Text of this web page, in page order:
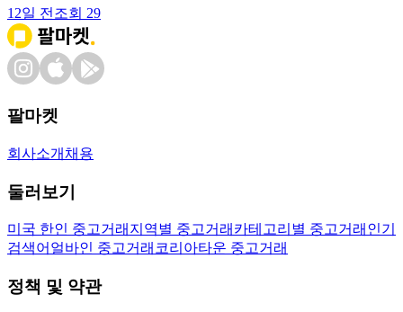
12일 전 조회 29
팔마켓
회사소개 채용
둘러보기
미국 한인 중고거래 지역별 중고거래 카테고리별 중고거래 인기
검색어 얼바인 중고거래 코리아타운 중고거래
정책 및 약관